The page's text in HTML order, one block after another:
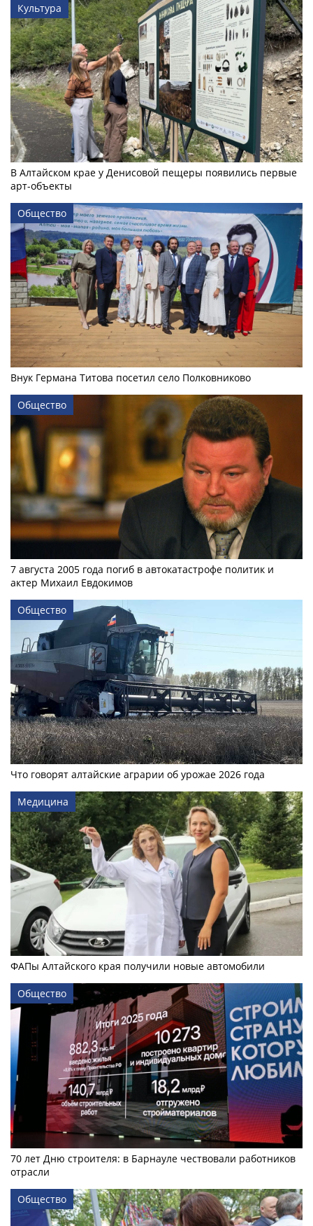
Культура
В Алтайском крае у Денисовой пещеры появились первые
арт-объекты
Общество
Внук Германа Титова посетил село Полковниково
Общество
7 августа 2005 года погиб в автокатастрофе политик и
актер Михаил Евдокимов
Общество
Что говорят алтайские аграрии об урожае 2026 года
Медицина
ФАПы Алтайского края получили новые автомобили
Общество
70 лет Дню строителя: в Барнауле чествовали работников
отрасли
Общество